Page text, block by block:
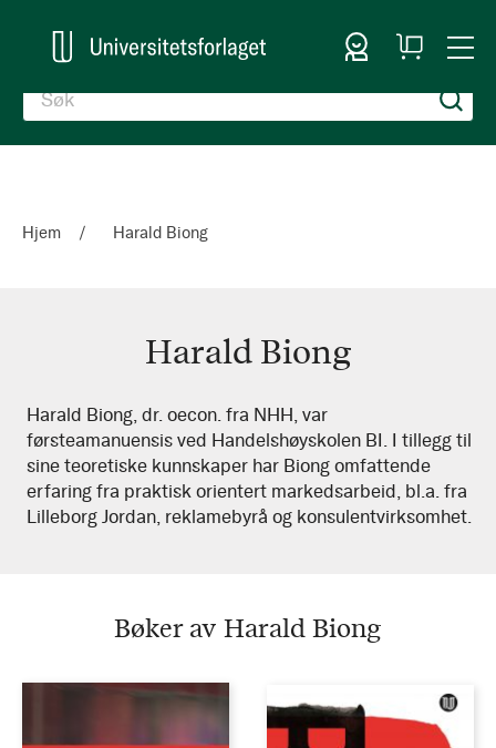
Logg inn
Handlekurv
Hjem Harald Biong
Harald Biong
Harald
Biong
Harald Biong, dr. oecon. fra NHH, var
førsteamanuensis ved Handelshøyskolen BI. I tillegg til
sine teoretiske kunnskaper har Biong omfattende
erfaring fra praktisk orientert markedsarbeid, bl.a. fra
Lilleborg Jordan, reklamebyrå og konsulentvirksomhet.
Bøker av Harald Biong